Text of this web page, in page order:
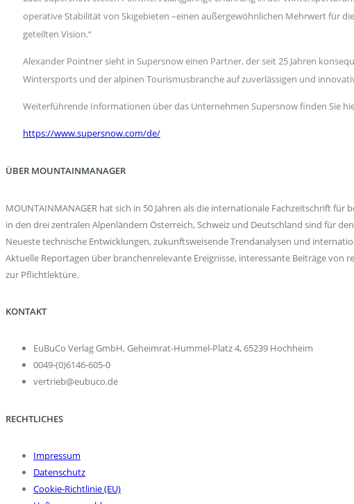
operative Stabilität von Skigebieten –einen außergewöhnlichen Mehrwert für
geteilten Vision.“
Alexander Pointner sieht in Supersnow einen Partner, der seit 25 Jahren
Wintersports und der alpinen Tourismusbranche auf zuverlässigen und
Weiterführende Informationen über das Unternehmen Supersnow finden Sie
https://www.supersnow.com/de/
ÜBER MOUNTAINMANAGER
MOUNTAINMANAGER hat sich in 50 Jahren als die internationale Fachzeitschrift
in den drei zentralen Alpenländern Österreich, Schweiz und Deutschland sind für
Neueste technische Entwicklungen, zukunftsweisende Trendanalysen und
Aktuelle Reportagen über branchenrelevante Ereignisse, interessante Beiträge
zur Pflichtlektüre.
KONTAKT
EuBuCo Verlag GmbH, Geheimrat-Hummel-Platz 4, 65239 Hochheim
0049-(0)6146-605-0
vertrieb@eubuco.de
RECHTLICHES
Impressum
Datenschutz
Cookie-Richtlinie (EU)